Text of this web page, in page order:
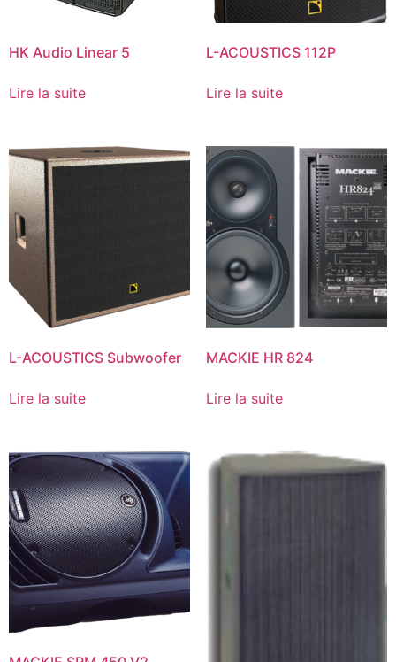
HK Audio Linear 5
Lire la suite
L-ACOUSTICS 112P
Lire la suite
L-ACOUSTICS Subwoofer
Lire la suite
MACKIE HR 824
Lire la suite